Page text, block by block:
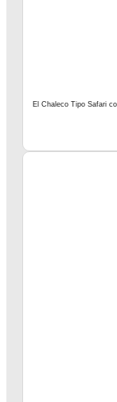
El Chaleco Tipo Safari